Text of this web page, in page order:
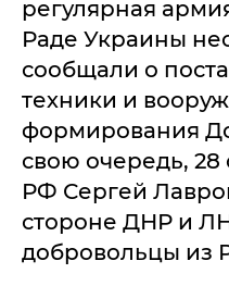
регулярная
Раде Украины
сообщали о
техники и
формирования
свою очередь,
РФ Сергей
стороне ДНР и
добровольцы из